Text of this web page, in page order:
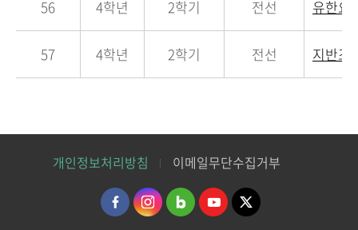
56 4학년 2학기 전선 유한요
57 4학년 2학기 전선 지반조
개인정보처리방침 이메일무단수집거부